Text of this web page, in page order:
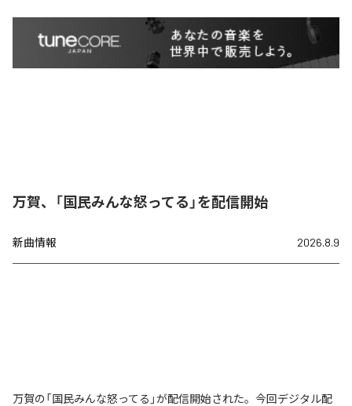
万賀、「国民みんな怒ってる」を配信開始
新曲情報 2026.8.9
万賀の「国民みんな怒ってる」が配信開始された。今回デジタル配